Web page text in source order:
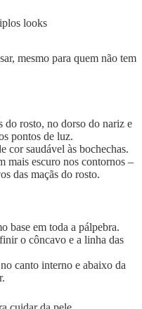
mesmo para quem não tem
do rosto, no dorso do nariz e
pontos de luz.
cor saudável às bochechas.
mais escuro nos contornos –
das maçãs do rosto.
base em toda a pálpebra.
o côncavo e a linha das
canto interno e abaixo da